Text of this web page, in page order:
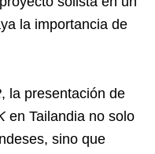
la importancia de
, la presentación de
en Tailandia no solo
sino que